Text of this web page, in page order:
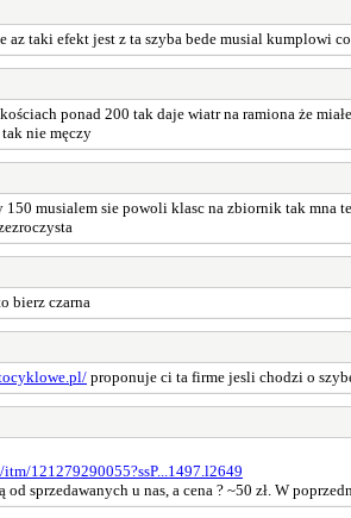
az taki efekt jest z ta szyba bede musial kumplowi
ponad 200 tak daje wiatr na ramiona że
nie męczy
150 musialem sie powoli klasc na zbiornik tak mna
bierz czarna
proponuje ci ta firme jesli chodzi o
121279290055?ssP...1497.l2649
sprzedawanych u nas, a cena ? ~50 zł. W